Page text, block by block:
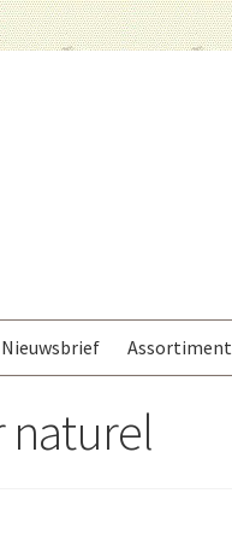
Nieuwsbrief Assortiment
naturel